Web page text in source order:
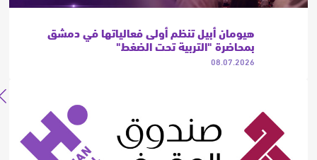
هيومان أبيل تنظم أولى فعالياتها في دمشق
بمحاضرة "التربية تحت الضغط"
08.07.2026